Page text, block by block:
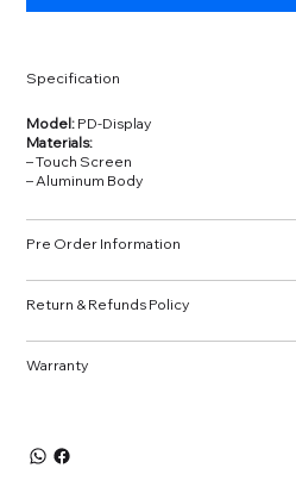
Specification
Model: PD‑Display
Materials:
– Touch Screen
– Aluminum Body
Pre Order Information
Return & Refunds Policy
Warranty